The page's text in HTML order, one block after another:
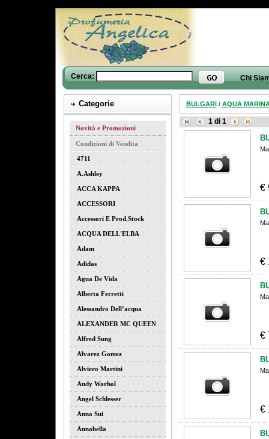
Cerca: Chi
Categorie
Novità e Promozioni
Condizioni di Vendita
4711
A.ashley
ACCA KAPPA
ACCESSORI
Accessori E Prod.stock
ACQUA DELL'ELBA
Adam
Adidas
Agua De Vida
Alberta Ferretti
Alessandro Dell’acqua
ALEXANDER MC QUEEN
Alfred Sung
Alvarez Gomez
Alviero Martini
Andy Warhol
Angel Schlesser
Anna Sui
Annabella
BULGARI/ AQUA
1di 1
€
€
€
€